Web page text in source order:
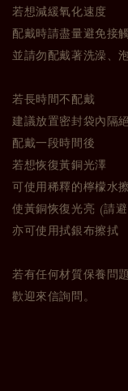
若想減緩氧化速度
配戴時請盡量避免接
並請勿配戴著洗澡、
若長時間不配戴
建議放置密封袋內隔
配戴一段時間後
若想恢復黃銅光澤
可使用稀釋的檸檬水
使黃銅恢復光亮 (請
亦可使用拭銀布擦拭
若有任何材質保養問題
歡迎來信詢問。